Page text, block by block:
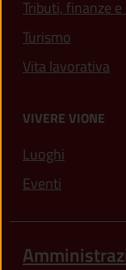
Tributi, finanze
Turismo
Vita lavorativa
VIVERE VIONE
Luoghi
Eventi